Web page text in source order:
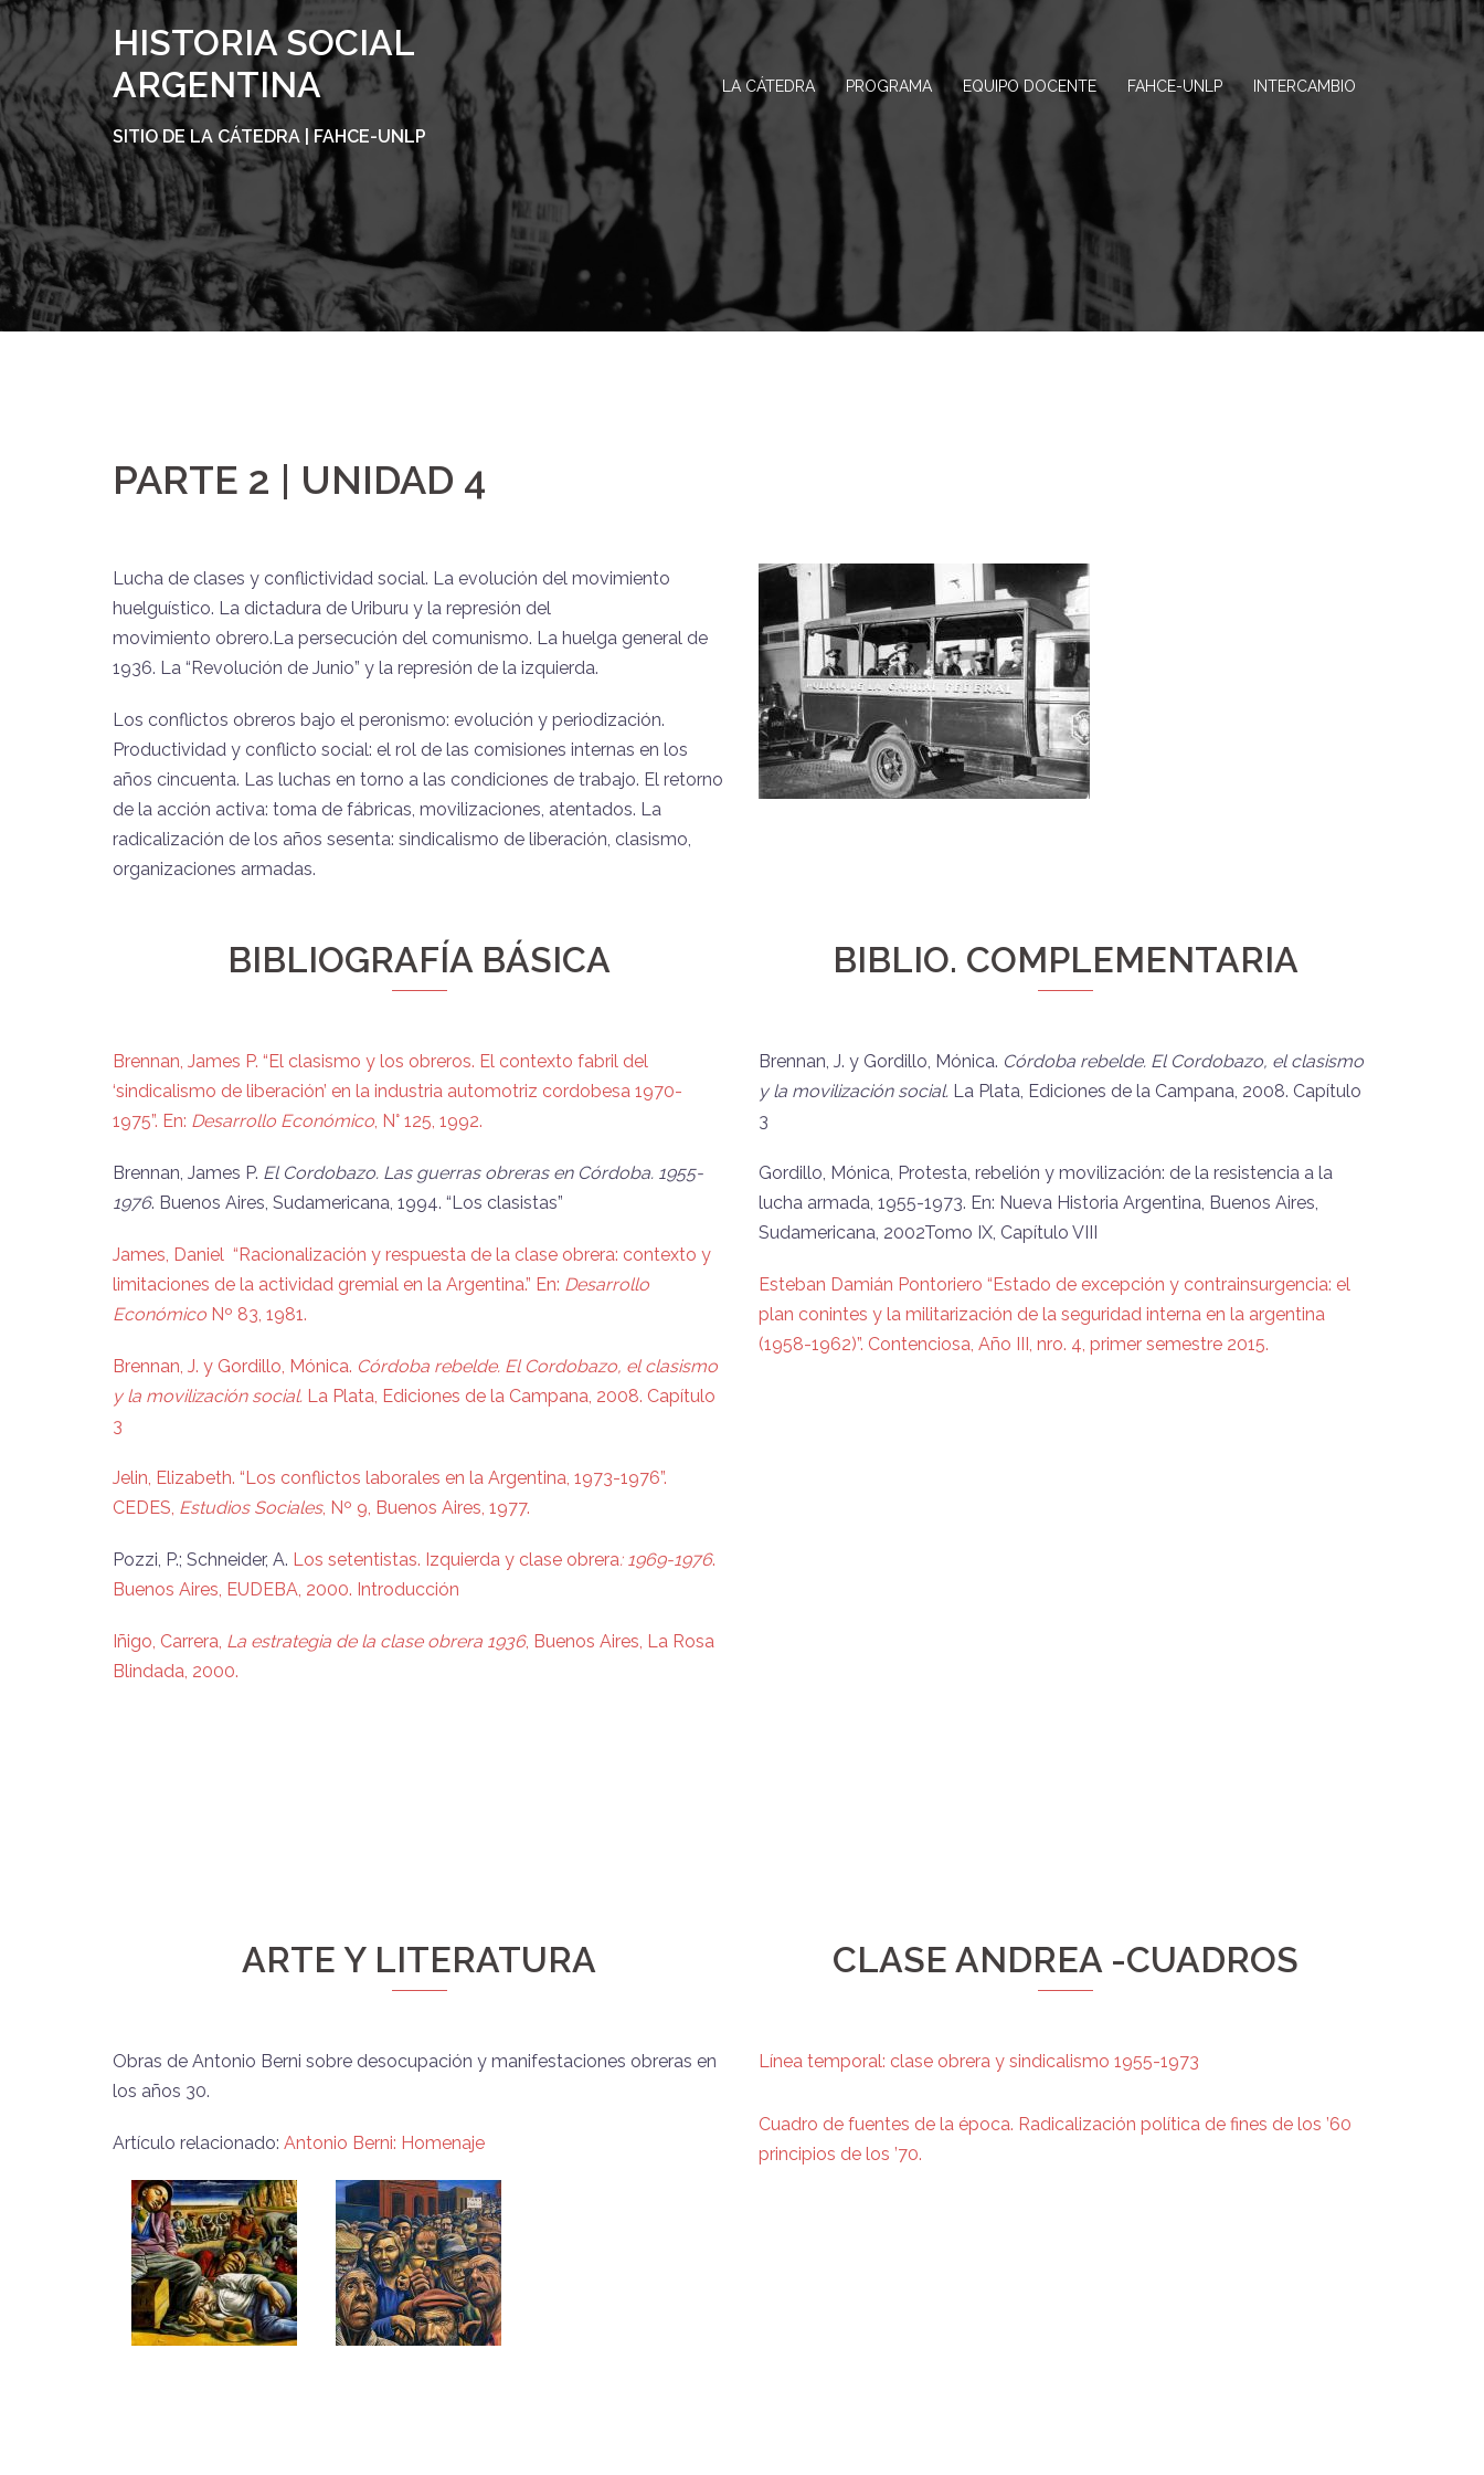
Skip
to
content
HISTORIA SOCIAL
ARGENTINA
SITIO DE LA CÁTEDRA | FAHCE-UNLP
LA CÁTEDRA PROGRAMA EQUIPO DOCENTE FAHCE-UNLP INTERCAMBIO
PARTE 2 | UNIDAD 4
Lucha de clases y conflictividad social. La evolución del movimiento
huelguístico. La dictadura de Uriburu y la represión del
movimiento obrero.La persecución del comunismo. La huelga general de
1936. La “Revolución de Junio” y la represión de la izquierda.
Los conflictos obreros bajo el peronismo: evolución y periodización.
Productividad y conflicto social: el rol de las comisiones internas en los
años cincuenta. Las luchas en torno a las condiciones de trabajo. El retorno
de la acción activa: toma de fábricas, movilizaciones, atentados. La
radicalización de los años sesenta: sindicalismo de liberación, clasismo,
organizaciones armadas.
BIBLIOGRAFÍA BÁSICA
Brennan, James P. “El clasismo y los obreros. El contexto fabril del
‘sindicalismo de liberación’ en la industria automotriz cordobesa 1970-
1975”. En: Desarrollo Económico, N° 125, 1992.
Brennan, James P. El Cordobazo. Las guerras obreras en Córdoba. 1955-
1976. Buenos Aires, Sudamericana, 1994. “Los clasistas”
James, Daniel “Racionalización y respuesta de la clase obrera: contexto y
limitaciones de la actividad gremial en la Argentina.” En: Desarrollo
Económico Nº 83, 1981.
Brennan, J. y Gordillo, Mónica. Córdoba rebelde. El Cordobazo, el clasismo
y la movilización social. La Plata, Ediciones de la Campana, 2008. Capítulo
3
Jelin, Elizabeth. “Los conflictos laborales en la Argentina, 1973-1976”.
CEDES, Estudios Sociales, Nº 9, Buenos Aires, 1977.
Pozzi, P.; Schneider, A. Los setentistas. Izquierda y clase obrera: 1969-1976.
Buenos Aires, EUDEBA, 2000. Introducción
Iñigo, Carrera, La estrategia de la clase obrera 1936, Buenos Aires, La Rosa
Blindada, 2000.
BIBLIO. COMPLEMENTARIA
Brennan, J. y Gordillo, Mónica. Córdoba rebelde. El Cordobazo, el clasismo
y la movilización social. La Plata, Ediciones de la Campana, 2008. Capítulo
3
Gordillo, Mónica, Protesta, rebelión y movilización: de la resistencia a la
lucha armada, 1955-1973. En: Nueva Historia Argentina, Buenos Aires,
Sudamericana, 2002Tomo IX, Capítulo VIII
Esteban Damián Pontoriero “Estado de excepción y contrainsurgencia: el
plan conintes y la militarización de la seguridad interna en la argentina
(1958-1962)”. Contenciosa, Año III, nro. 4, primer semestre 2015.
ARTE Y LITERATURA
Obras de Antonio Berni sobre desocupación y manifestaciones obreras en
los años 30.
Artículo relacionado: Antonio Berni: Homenaje
CLASE ANDREA -CUADROS
Línea temporal: clase obrera y sindicalismo 1955-1973
Cuadro de fuentes de la época. Radicalización política de fines de los ’60
principios de los ’70.